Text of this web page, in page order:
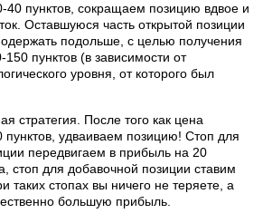
40 пунктов, сокращаем позицию вдвое и
Оставшуюся часть открытой позиции
подольше, с целью получения
пунктов (в зависимости от
уровня, от которого был
стратегия. После того как цена
пунктов, удваиваем позицию! Стоп для
передвигаем в прибыль на 20
стоп для добавочной позиции ставим
таких стопах вы ничего не теряете, а
большую прибыль.